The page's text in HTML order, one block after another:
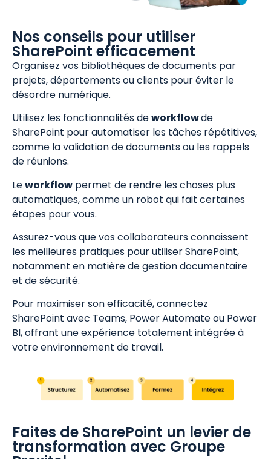
Nos conseils pour utiliser
SharePoint efficacement
Organisez vos bibliothèques de documents par
projets, départements ou clients pour éviter le
désordre numérique.
Utilisez les fonctionnalités deworkflowde
SharePoint pour automatiser les tâches répétitives,
comme la validation de documents ou les rappels
de réunions.
Leworkflow permet de rendre les choses plus
automatiques, comme un robot qui fait certaines
étapes pour vous.
Assurez-vous que vos collaborateurs connaissent
les meilleures pratiques pour utiliser SharePoint,
notamment en matière de gestion documentaire
et de sécurité.
Pour maximiser son efficacité, connectez
SharePoint avec Teams, Power Automate ou Power
BI, offrant une expérience totalement intégrée à
votre environnement de travail.
Faites de SharePoint un levier de
transformation avec Groupe